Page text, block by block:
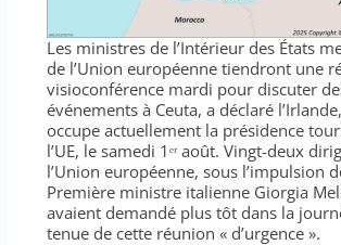
Les ministres de l’Intérieur des États
de l’Union européenne tiendront une
visioconférence mardi pour discuter
événements à Ceuta, a déclaré
occupe actuellement la présidence
l’UE, le samedi 1ᵉʳ août. Vingt-deux
l’Union européenne, sous l’impulsion
Première ministre italienne Giorgia
avaient demandé plus tôt dans la
tenue de cette réunion « d’urgence ».